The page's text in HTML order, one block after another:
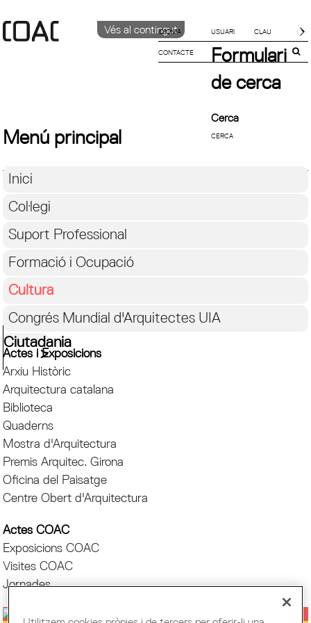
Vés al contingut
IDIOMA
CATALÀ
CONTACTE
Formulari
de cerca
Cerca
Menú principal
Inici
Col·legi
Suport Professional
Formació i Ocupació
Cultura
Congrés Mundial d'Arquitectes UIA
Ciutadania
Actes i Exposicions
Arxiu Històric
Arquitectura catalana
Biblioteca
Quaderns
Mostra d'Arquitectura
Premis Arquitec. Girona
Oficina del Paisatge
Centre Obert d'Arquitectura
Actes COAC
Exposicions COAC
Visites COAC
Jornades